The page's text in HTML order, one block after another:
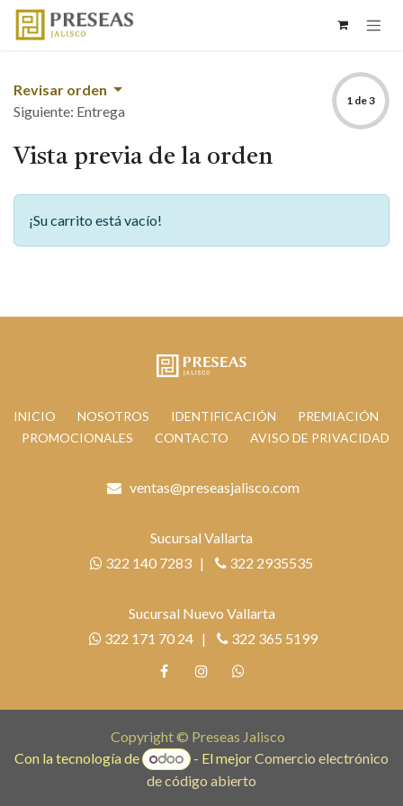
Ir al contenido
Revisar orden
Siguiente: Entrega
1 de 3
Vista previa de la orden
¡Su carrito está vacío!
INICIO NOSOTROS IDENTIFICACIÓN
PREMIACIÓN
PROMOCIONALES
CONTACTO AVISO DE PRIVACIDAD
ventas@preseasjalisco.com
Sucursal Vallarta
322 140 7283 |
322 2935535
Sucursal Nuevo Vallarta
322 171 70 24 |
322 365 5199
Copyright © Preseas Jalisco
Con la tecnología de
- El mejorComercio electrónico
de código abierto